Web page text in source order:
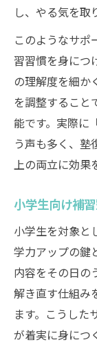
し、やる気を取
このようなサポ
習習慣を身につ
の理解度を細か
を調整すること
能です。実際に
う声も多く、塾
上の両立に効果
小学生向け補
小学生を対象と
学力アップの鍵
内容をその日の
解き直す仕組み
ます。こうした
が着実に身につ